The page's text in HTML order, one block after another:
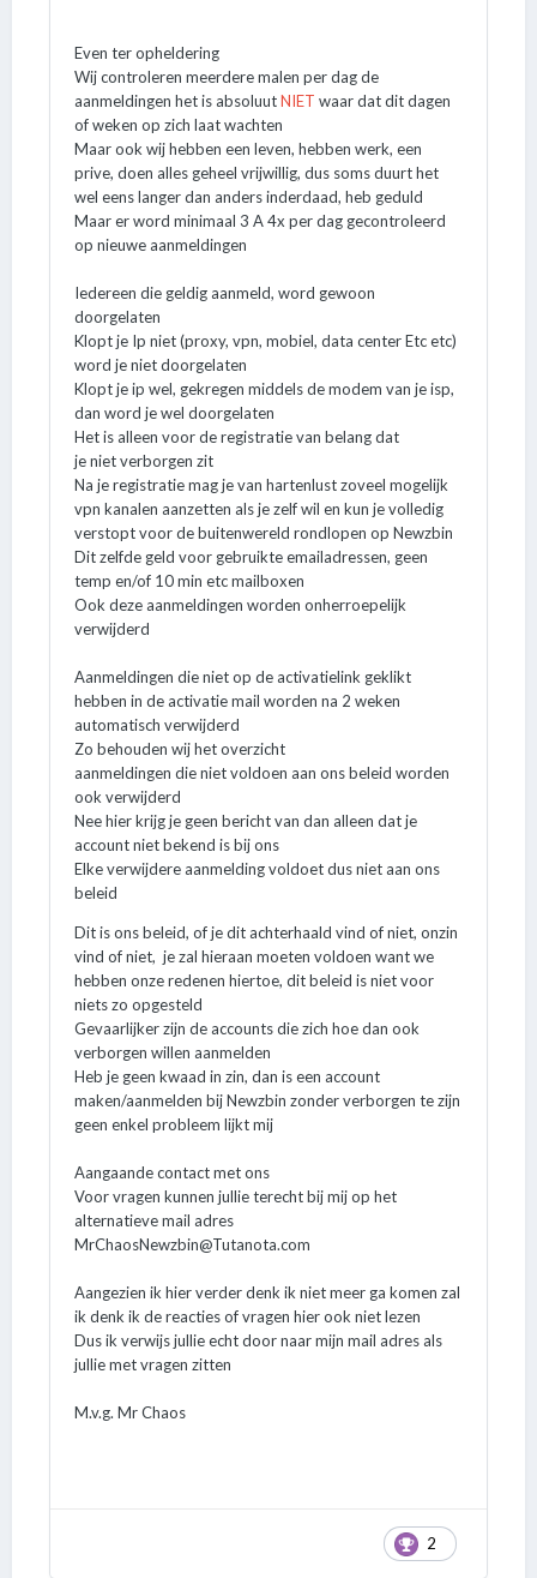
Even ter opheldering
Wij controleren meerdere malen per dag de
aanmeldingen het is absoluutNIET waar dat dit dagen
of weken op zich laat wachten
Maar ook wij hebben een leven, hebben werk, een
prive, doen alles geheel vrijwillig, dus soms duurt het
wel eens langer dan anders inderdaad, heb geduld
Maar er word minimaal 3 A 4x per dag gecontroleerd
op nieuwe aanmeldingen
Iedereen die geldig aanmeld, word gewoon
doorgelaten
Klopt je Ip niet (proxy, vpn, mobiel, data center Etc etc)
word je niet doorgelaten
Klopt je ip wel, gekregen middels de modem van je isp,
dan word je wel doorgelaten
Het is alleen voor de registratie van belang dat
je niet verborgen zit
Na je registratie mag je van hartenlust zoveel mogelijk
vpn kanalen aanzetten als je zelf wil en kun je volledig
verstopt voor de buitenwereld rondlopen op Newzbin
Dit zelfde geld voor gebruikte emailadressen, geen
temp en/of 10 min etc mailboxen
Ook deze aanmeldingen worden onherroepelijk
verwijderd
Aanmeldingen die niet op de activatielink geklikt
hebben in de activatie mail worden na 2 weken
automatisch verwijderd
Zo behouden wij het overzicht
aanmeldingen die niet voldoen aan ons beleid worden
ook verwijderd
Nee hier krijg je geen bericht van dan alleen dat je
account niet bekend is bij ons
Elke verwijdere aanmelding voldoet dus niet aan ons
beleid
Dit is ons beleid, of je dit achterhaald vind of niet, onzin
vind of niet, je zal hieraan moeten voldoen want we
hebben onze redenen hiertoe, dit beleid is niet voor
niets zo opgesteld
Gevaarlijker zijn de accounts die zich hoe dan ook
verborgen willen aanmelden
Heb je geen kwaad in zin, dan is een account
maken/aanmelden bij Newzbin zonder verborgen te zijn
geen enkel probleem lijkt mij
Aangaande contact met ons
Voor vragen kunnen jullie terecht bij mij op het
alternatieve mail adres
MrChaosNewzbin@Tutanota.com
Aangezien ik hier verder denk ik niet meer ga komen zal
ik denk ik de reacties of vragen hier ook niet lezen
Dus ik verwijs jullie echt door naar mijn mail adres als
jullie met vragen zitten
M.v.g. Mr Chaos
2